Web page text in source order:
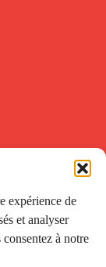
expérience de
et analyser
à notre